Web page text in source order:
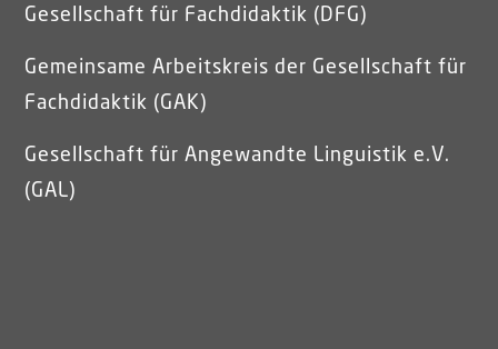
Gesellschaft für Fachdidaktik (DFG)
Gemeinsame Arbeitskreis der Gesellschaft für
Fachdidaktik (GAK)
Gesellschaft für Angewandte Linguistik e.V.
(GAL)